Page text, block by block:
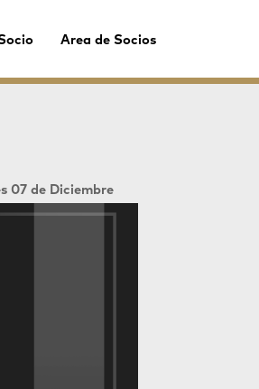
Area de Socios
07 de Diciembre